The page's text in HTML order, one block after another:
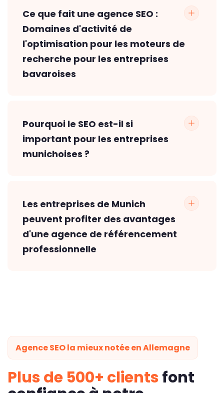
Ce que fait une agence SEO :
Domaines d'activité de
l'optimisation pour les moteurs de
recherche pour les entreprises
bavaroises
Pourquoi le SEO est-il si
important pour les entreprises
munichoises ?
Les entreprises de Munich
peuvent profiter des avantages
d'une agence de référencement
professionnelle
Agence SEO la mieux notée en Allemagne
Plus de 500+ clientsfont